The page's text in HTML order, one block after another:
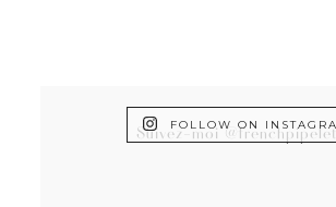
Suivez-moi
FOLLOW ON